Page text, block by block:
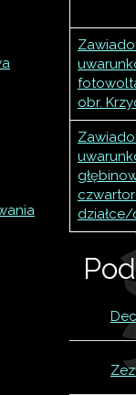
obr.
działce/